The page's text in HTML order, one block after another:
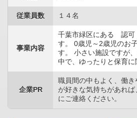
従業員数 １４名
事業内容
千葉市緑区にある 認
す。 0歳児～2歳児のお
す。 小さい施設ですが
中で、ゆったりと保育に
企業PR
職員間の中もよく、働
が好きな気持ちがあれ
にご連絡ください。